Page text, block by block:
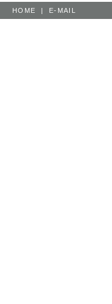
HOME | E-MAIL